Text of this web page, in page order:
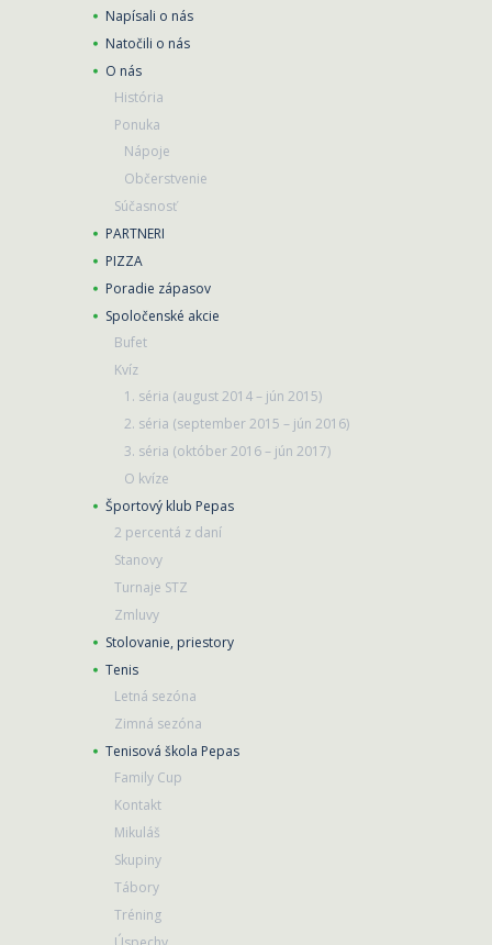
Napísali o nás
Natočili o nás
O nás
História
Ponuka
Nápoje
Občerstvenie
Súčasnosť
PARTNERI
PIZZA
Poradie zápasov
Spoločenské akcie
Bufet
Kvíz
1. séria (august 2014 – jún 2015)
2. séria (september 2015 – jún 2016)
3. séria (október 2016 – jún 2017)
O kvíze
Športový klub Pepas
2 percentá z daní
Stanovy
Turnaje STZ
Zmluvy
Stolovanie, priestory
Tenis
Letná sezóna
Zimná sezóna
Tenisová škola Pepas
Family Cup
Kontakt
Mikuláš
Skupiny
Tábory
Tréning